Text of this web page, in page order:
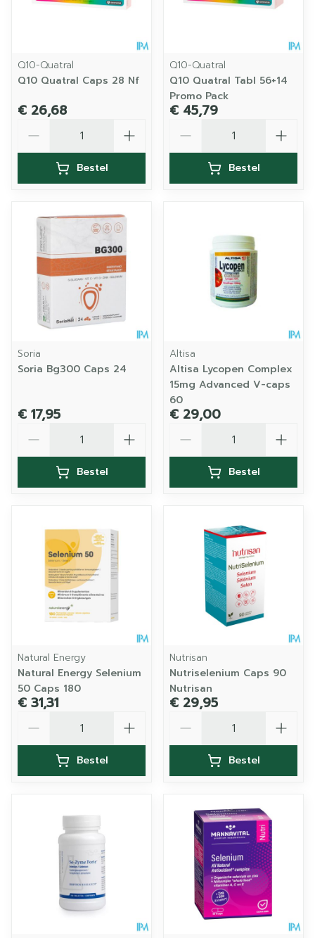
Q10-Quatral
Q10 Quatral Caps 28 Nf
€ 26,68
Bestel
Q10-Quatral
Q10 Quatral Tabl 56+14
Promo Pack
€ 45,79
Bestel
Soria
Soria Bg300 Caps 24
€ 17,95
Bestel
Altisa
Altisa Lycopen Complex
15mg Advanced V-caps
60
€ 29,00
Bestel
Natural Energy
Natural Energy Selenium
50 Caps 180
€ 31,31
Bestel
Nutrisan
Nutriselenium Caps 90
Nutrisan
€ 29,95
Bestel